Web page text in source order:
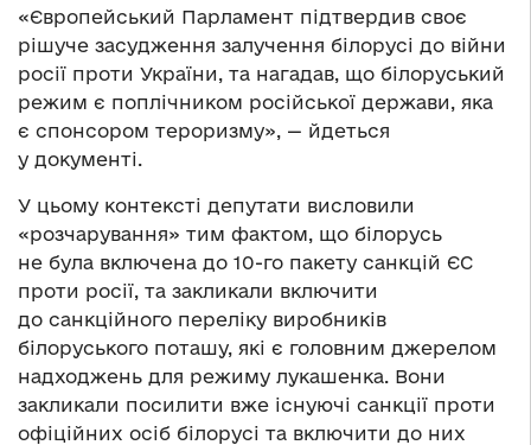
«Європейський Парламент підтвердив своє
рішуче засудження залучення білорусі до війни
росії проти України, та нагадав, що білоруський
режим є поплічником російської держави, яка
є спонсором тероризму», — йдеться
у документі.
У цьому контексті депутати висловили
«розчарування» тим фактом, що білорусь
не була включена до 10-го пакету санкцій ЄС
проти росії, та закликали включити
до санкційного переліку виробників
білоруського поташу, які є головним джерелом
надходжень для режиму лукашенка. Вони
закликали посилити вже існуючі санкції проти
офіційних осіб білорусі та включити до них